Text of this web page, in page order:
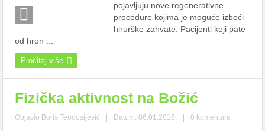
pojavljuju nove regenerativne
procedure kojima je moguće izbeći
hirurške zahvate. Pacijenti koji pate
od hron ...
Pročitaj više
Fizička aktivnost na Božić
Objavio Boris Teodosijević Datum: 06.01.2016. 0 komentara